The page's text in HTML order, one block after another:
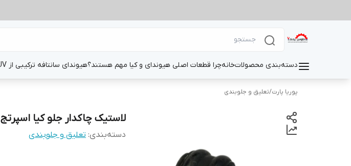
دسته‌بندی محصولاتخانهچرا قطعات اصلی هیوندای و کیا مهم هستند؟هیوندای سانتافه ترکیبی از SUV لوکس و همه کاره
پوریا پارت/تعلیق و جلوبندی
لاستیک چاکدار جلو کیا اسپرتج
دسته‌بندی: تعلیق و جلوبندی